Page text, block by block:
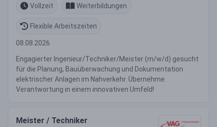
Vollzeit
Weiterbildungen
Flexible Arbeitszeiten
08.08.2026
Engagierter Ingenieur/Techniker/Meister (m/w/d) gesucht
für die Planung, Bauüberwachung und Dokumentation
elektrischer Anlagen im Nahverkehr. Übernehme
Verantwortung in einem innovativen Umfeld!
Meister / Techniker